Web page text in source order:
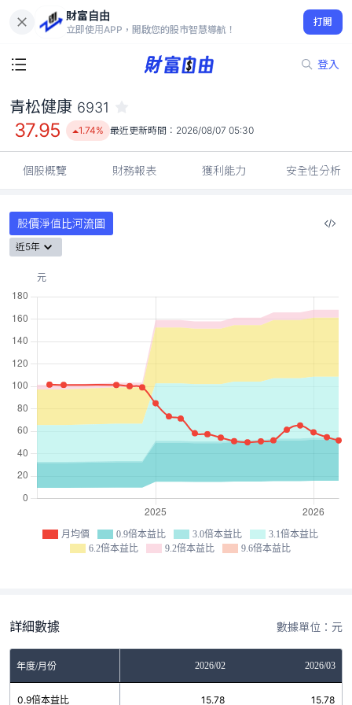
財富自由
立即使用APP，開啟您的股市智慧導航！
打開
登入
37.95
1.74%
青松健康 6931
37.95 1.74% 最近更新時間： 2026/08/07 05:30
個股概覽 財務報表 獲利能力 安全性分析
股價淨值比河流圖
近5年
月均價 0.9倍本益比 3.0倍本益比
3.1倍本益比
6.2倍本益比
9.2倍本益比 9.6倍本益比
詳細數據 數據單位：元
年度/月份 2026/02 2026/03
0.9倍本益比 15.78 15.78